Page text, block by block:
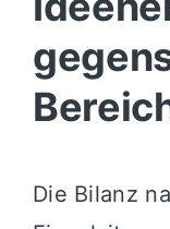
Die Bilanz